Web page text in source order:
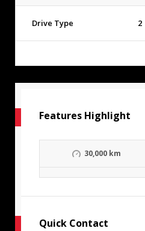
Drive Type 2
Features Highlight
30,000 km
Quick Contact